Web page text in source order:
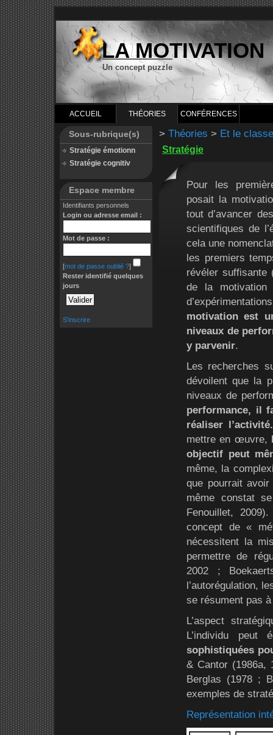
LA MOTIVATION
Un concept puzzle
ACCUEIL THÉORIES CONFÉRENCES
Sous-rubrique(s)
Stratégie émotionn
Stratégie cognitiv
Espace membre
Identifiants personnels
Login ou adresse email :
Mot de passe :
[mot de passe oublié ?]
Rester identifié quelques
jours
S'inscrire
> Théories > Et le
Stratégie
Pour les
posait la
tout d’avancer
scientifiques de
cela une
les premiers
révéler suffisante
de la
motivation est
niveaux de
y parvenir.
Les recherches
dévoilent que la
niveaux de
performance, il
réaliser
mettre en œuvre,
objectif peut
même, la
que pourrait
même constat
Fenouillet,
concept de «
nécessitent la
permettre de
2002 ;
l’autorégulation,
se résument pas
L’aspect
L’individu peut
sophistiquées
& Cantor (1986a,
Berglas (1978 ;
exemples de
Représentation